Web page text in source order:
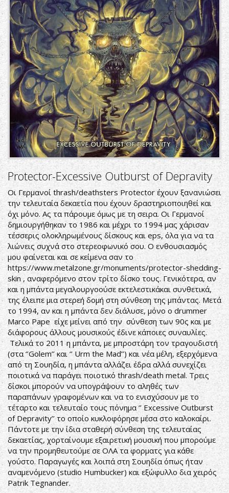
Protector-Excessive Outburst of Depravity
Οι Γερμανοί thrash/deathsters Protector έχουν ξανανιώσει
την τελευταία δεκαετία που έχουν δραστηριοποιηθεί και
όχι μόνο. Ας τα πάρουμε όμως με τη σειρα. Οι Γερμανοί
δημιουργήθηκαν το 1986 και μέχρι το 1994 μας χάρισαν
τέσσερις ολοκληρωμένους δίσκους και eps, όλα για να τα
λιώνεις συχνά στο στερεοφωνικό σου. Ο ενθουσιασμός
μου φαίνεται και σε κείμενα σαν το
https://www.metalzone.gr/monuments/protector-shedding-
skin, αναφερόμενο στον τρίτο δίσκο τους. Γενικότερα, αν
και η μπάντα μεγαλουργοούσε εκτελεστικάκαι συνθετικά,
της έλειπε μια στερεή δομή στη σύνθεση της μπάντας. Μετά
το 1994, αν και η μπάντα δεν διάλυσε, μόνο ο drummer
Marco Pape είχε μείνει από την σύνθεση των 90ς και με
διάφορους άλλους μουσικούς έδινε κάποιες συναυλίες.
Τελικά το 2011 η μπάντα, με μπροστάρη τον τραγουδιστή
(στα ‘’Golem’’ και ‘’ Urm the Mad’’) και νέα μέλη, εξερχόμενα
από τη Σουηδία, η μπάντα αλλάζει έδρα αλλά συνεχίζει
ποιοτικά να παράγει ποιοτικό thrash/death metal. Τρεις
δίσκοι μπορούν να υπογράψουν το αληθές των
παραπάνων γραφομένων και να το ενισχύσουν με το
τέταρτο και τελευταίο τους πόνημα ‘’ Excessive Outburst
of Depravity’’ το οποίο κυκλοφόρησε μέσα στο καλοκαίρι.
Πάντοτε με την ίδια σταθερή σύνθεση της τελευταίας
δεκαετίας, χορταίνουμε εξαιρετική μουσική που μπορούμε
να την προμηθευτούμε σε ΟΛΑ τα φορματς για κάθε
γούστο. Παραγωγές και λοιπά στη Σουηδία όπως ήταν
αναμενόμενο (studio Humbucker) και εξώφυλλο δια χειρός
Patrik Tegnander.